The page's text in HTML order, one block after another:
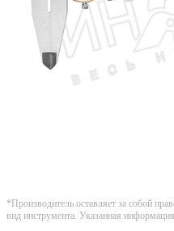
*Производитель оставляет за собой
вид инструмента. Указанная